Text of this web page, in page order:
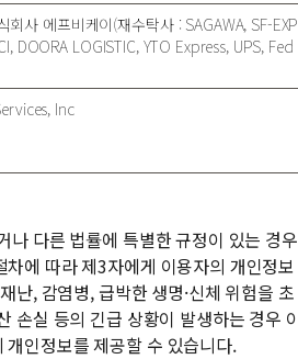
회사 에프비케이(재수탁사 : SAGAWA, SF-EXP
DOORA LOGISTIC, YTO Express, UPS, Fed
Inc
나 다른 법률에 특별한 규정이 있는 경우
에 따라 제3자에게 이용자의 개인정보
난, 감염병, 급박한 생명·신체 위험을 초
손실 등의 긴급 상황이 발생하는 경우
인정보를 제공할 수 있습니다.